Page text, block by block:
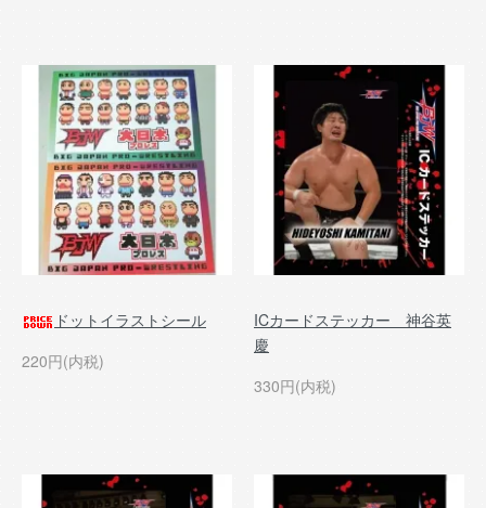
ドットイラストシール
220円(内税)
ICカードステッカー 神谷英
慶
330円(内税)